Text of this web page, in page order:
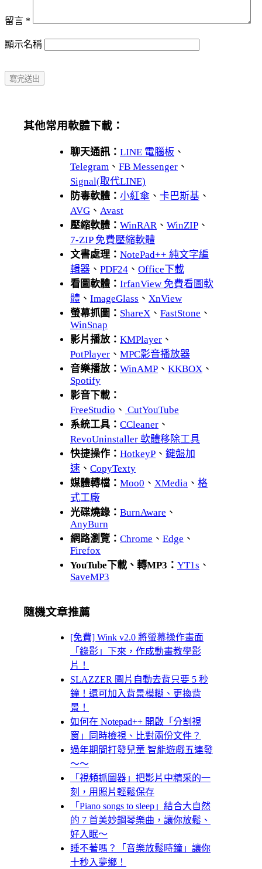
留言 *
顯示名稱
其他常用軟體下載：
聊天通訊： LINE 電腦板 、
Telegram 、 FB Messenger 、
Signal(取代LINE)
防毒軟體： 小紅傘 、 卡巴斯基 、
AVG 、 Avast
壓縮軟體： WinRAR、 WinZIP 、
7-ZIP 免費壓縮軟體
文書處理： NotePad++ 純文字編
輯器 、 PDF24 、 Office下載
看圖軟體： IrfanView 免費看圖軟
體 、 ImageGlass 、 XnView
螢幕抓圖： ShareX 、 FastStone 、
WinSnap
影片播放： KMPlayer 、
PotPlayer 、 MPC影音播放器
音樂播放： WinAMP 、 KKBOX 、
Spotify
影音下載：
FreeStudio 、 CutYouTube
系統工具： CCleaner 、
RevoUninstaller 軟體移除工具
快捷操作： HotkeyP 、 鍵盤加
速 、 CopyTexty
媒體轉檔： Moo0 、 XMedia 、 格
式工廠
光碟燒錄： BurnAware 、
AnyBurn
網路瀏覽： Chrome 、 Edge 、
Firefox
YouTube下載、轉MP3： YT1s 、
SaveMP3
隨機文章推薦
[免費] Wink v2.0 將螢幕操作畫面
「錄影」下來，作成動畫教學影
片！
SLAZZER 圖片自動去背只要 5 秒
鐘！還可加入背景模糊、更換背
景！
如何在 Notepad++ 開啟「分割視
窗」同時檢視、比對兩份文件？
過年期間打發兒童 智能遊戲五連發
～～
「視頻抓圖器」把影片中精采的一
刻，用照片輕鬆保存
「Piano songs to sleep」結合大自然
的 7 首美妙鋼琴樂曲，讓你放鬆、
好入眠～
睡不著嗎？「音樂放鬆時鐘」讓你
十秒入夢鄉！